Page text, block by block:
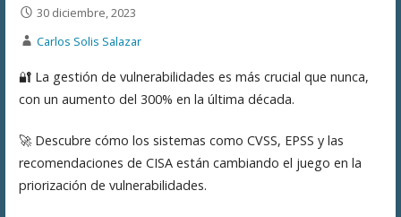
30 diciembre, 2023
Carlos Solis Salazar
🔐 La gestión de vulnerabilidades es más crucial que nunca,
con un aumento del 300% en la última década.
🚀 Descubre cómo los sistemas como CVSS, EPSS y las
recomendaciones de CISA están cambiando el juego en la
priorización de vulnerabilidades.